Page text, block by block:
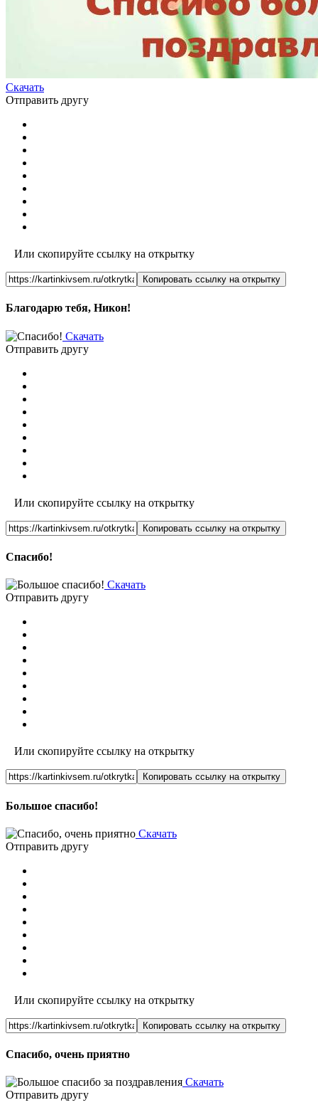
Скачать
Отправить другу
Или скопируйте ссылку на открытку
Копировать ссылку на открытку
Благодарю тебя, Никон!
Скачать
Отправить другу
Или скопируйте ссылку на открытку
Копировать ссылку на открытку
Спасибо!
Скачать
Отправить другу
Или скопируйте ссылку на открытку
Копировать ссылку на открытку
Большое спасибо!
Скачать
Отправить другу
Или скопируйте ссылку на открытку
Копировать ссылку на открытку
Спасибо, очень приятно
Скачать
Отправить другу